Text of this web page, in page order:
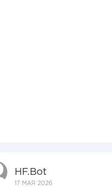
HF.bot
17 МАЯ 2026